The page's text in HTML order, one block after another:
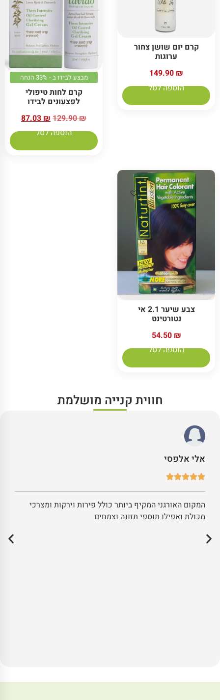
קרם יום שושן צחור
ערוגות
149.90 ₪
הוספה לסל
מבצע לבידו ב - 33% הנחה
קרם לחות טיפולי
לפצעונים לבידו
129.90₪
87.03 ₪
הוספה לסל
צבע שיער 2.1 אי
נטורטינט
54.50 ₪
הוספה לסל
חווית קנייה מושלמת
אלי אלפסי
המקום האורגני המקיף ביותר כולל פירות וירקות ומצרכי
מכולת ואפילו תוספי תזונה וצמחים